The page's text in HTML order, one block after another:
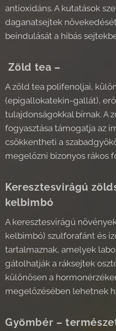
antioxidáns. A kutatások
daganatsejtek
beindulását a hibás
Zöld tea –
A zöld tea polifenoljai,
(epigallokatekin-gallát),
tulajdonságokkal bírnak. A
fogyasztása támogatja az
csökkentheti a
megelőzni bizonyos rákos
Keresztesvirágú
kelbimbó
A keresztesvirágú
kelbimbó) szulforafánt és
tartalmaznak, amelyek
gátolhatják a ráksejtek
különösen a
megelőzésében lehetnek
Gyömbér –